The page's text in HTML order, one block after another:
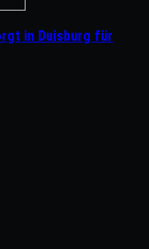
in Duisburg für